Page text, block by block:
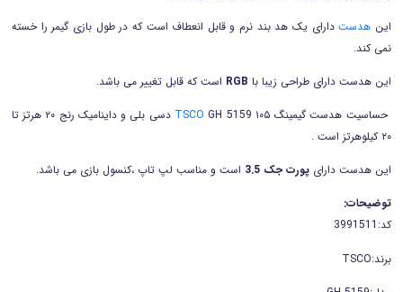
این هدستدارای یک هد بند نرم و قابل انعطاف است که در طول بازی گیمر را خسته
نمی کند.
این هدست دارای طراحی زیبا با RGB است که قابل تغییر می باشد.
حساسیت هدست گیمینگ
TSCO
GH 5159 ۱۰۵ دسی بلی و داینامیک رنج ۲۰ هرتز تا
۲۰ کیلوهرتز است .
این هدست دارای پورت جک 3.5
است و مناسب لپ تاپ ،کنسول بازی می باشد.
توضیحات:
کد: 3991511
برند:TSCO